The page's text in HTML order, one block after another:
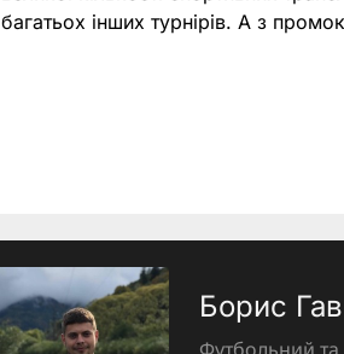
багатьох інших турнірів. А з
Борис